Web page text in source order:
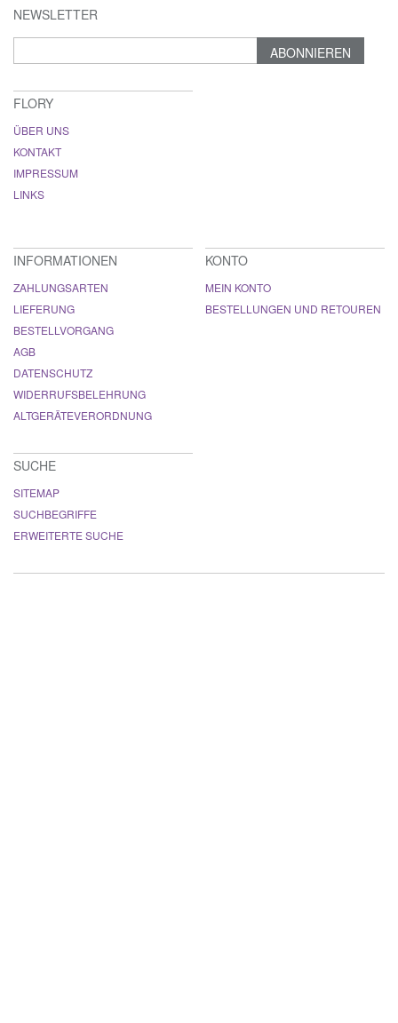
NEWSLETTER
ABONNIEREN
FLORY
ÜBER UNS
KONTAKT
IMPRESSUM
LINKS
INFORMATIONEN
ZAHLUNGSARTEN
LIEFERUNG
BESTELLVORGANG
AGB
DATENSCHUTZ
WIDERRUFSBELEHRUNG
ALTGERÄTEVERORDNUNG
KONTO
MEIN KONTO
BESTELLUNGEN UND RETOUREN
SUCHE
SITEMAP
SUCHBEGRIFFE
ERWEITERTE SUCHE